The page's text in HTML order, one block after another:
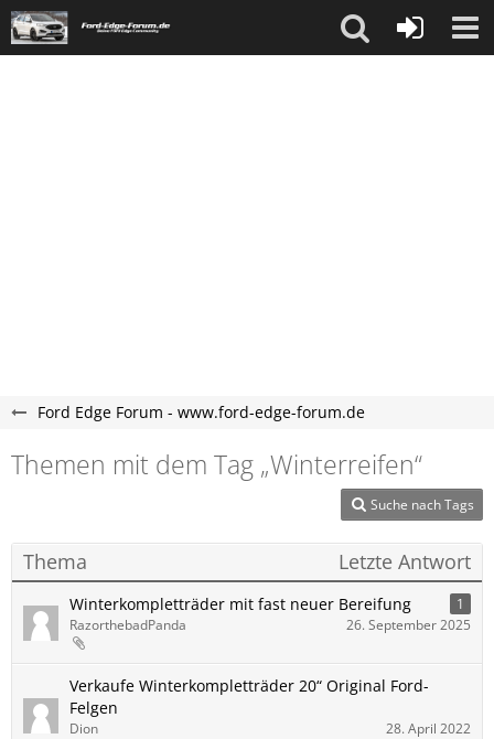
Ford Edge Forum - www.ford-edge-forum.de
Themen mit dem Tag „Winterreifen“
Suche nach Tags
Thema Letzte Antwort
Winterkompletträder mit fast neuer Bereifung
1
RazorthebadPanda
26. September 2025
Verkaufe Winterkompletträder 20“ Original Ford-
Felgen
Dion 28. April 2022